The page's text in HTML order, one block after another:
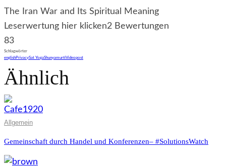
The Iran War and Its Spiritual Meaning
Leserwertung hier klicken2 Bewertungen
83
Schlagwörter
englishPrivacySat YogaShunyamurtiVideopost
Ähnlich
Allgemein
Gemeinschaft durch Handel und Konferenzen– #SolutionsWatch